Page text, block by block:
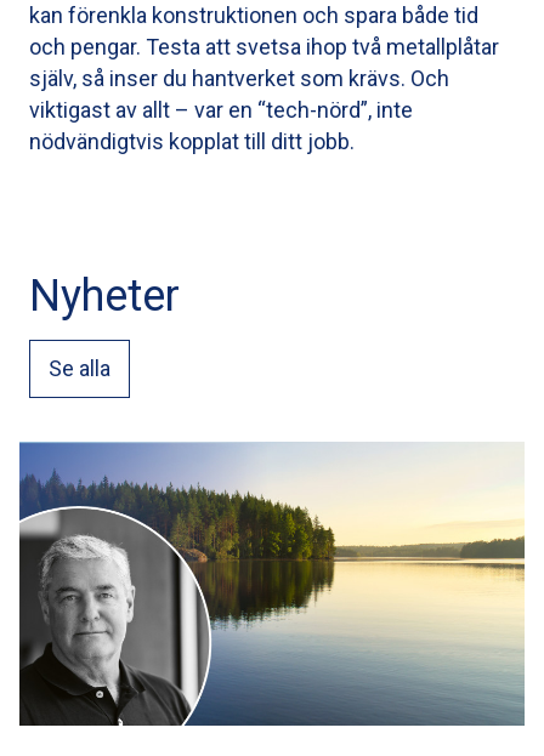
kan förenkla konstruktionen och spara både tid
och pengar. Testa att svetsa ihop två metallplåtar
själv, så inser du hantverket som krävs. Och
viktigast av allt – var en “tech-nörd”, inte
nödvändigtvis kopplat till ditt jobb.
Nyheter
Se alla